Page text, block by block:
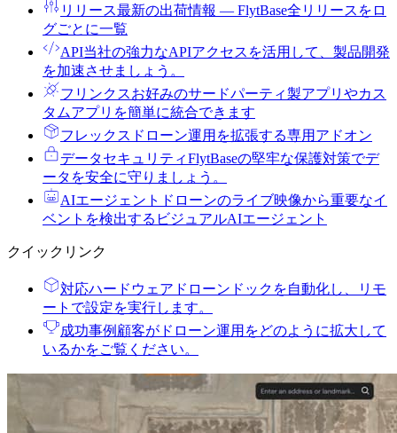
リリース最新の出荷情報 ― FlytBase全リリースをロ
グごとに一覧
API当社の強力なAPIアクセスを活用して、製品開発
を加速させましょう。
フリンクスお好みのサードパーティ製アプリやカス
タムアプリを簡単に統合できます
フレックス ドローン運用を拡張する専用アドオン
データセキュリティFlytBaseの堅牢な保護対策でデ
ータを安全に守りましょう。
AIエージェント ドローンのライブ映像から重要なイ
ベントを検出するビジュアルAIエージェント
クイックリンク
対応ハードウェア ドローンドックを自動化し、リモ
ートで設定を実行します。
成功事例 顧客がドローン運用をどのように拡大して
いるかをご覧ください。